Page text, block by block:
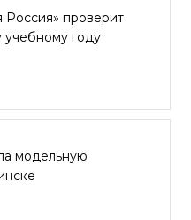
проверит
учебному году
модельную